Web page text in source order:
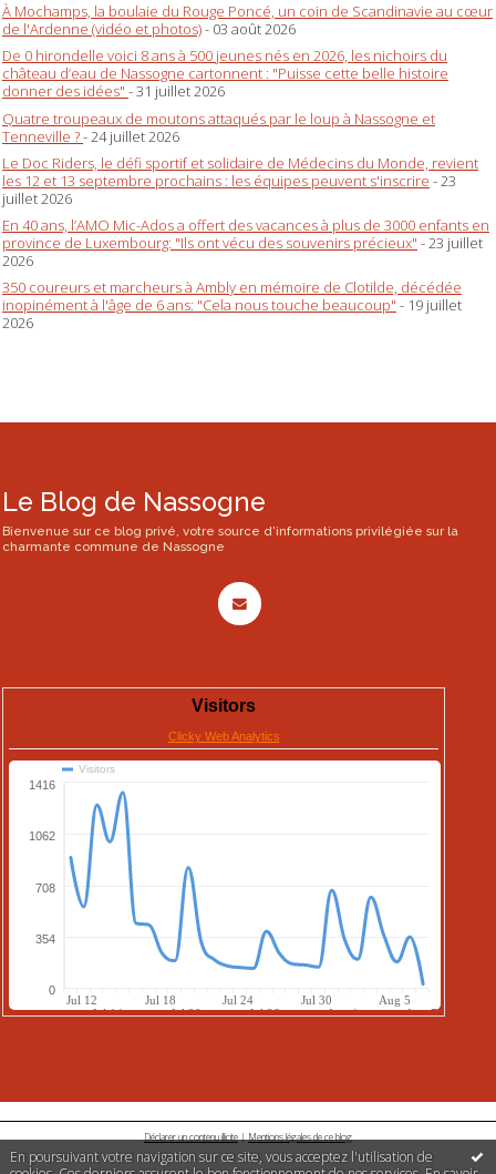
En poursuivant votre navigation sur ce site, vous acceptez l'utilisation de
À Mochamps, la boulaie du Rouge Poncé, un coin de Scandinavie au cœur
de l'Ardenne (vidéo et photos)- 03 août 2026
De 0 hirondelle voici 8 ans à 500 jeunes nés en 2026, les nichoirs du
château d’eau de Nassogne cartonnent : "Puisse cette belle histoire
donner des idées" - 31 juillet 2026
Quatre troupeaux de moutons attaqués par le loup à Nassogne et
Tenneville ?- 24 juillet 2026
Le Doc Riders, le défi sportif et solidaire de Médecins du Monde, revient
les 12 et 13 septembre prochains : les équipes peuvent s'inscrire - 23
juillet 2026
En 40 ans, l’AMO Mic-Ados a offert des vacances à plus de 3000 enfants en
province de Luxembourg: "Ils ont vécu des souvenirs précieux" - 23 juillet
2026
350 coureurs et marcheurs à Ambly en mémoire de Clotilde, décédée
inopinément à l'âge de 6 ans: "Cela nous touche beaucoup" - 19 juillet
2026
Le Blog de Nassogne
Bienvenue sur ce blog privé, votre source d'informations privilégiée sur la
charmante commune de Nassogne
Déclarer un contenu illicite | Mentions légales de ce blog